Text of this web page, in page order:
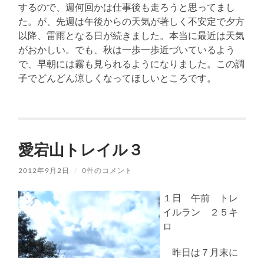
するので、週何回かは仕事後も走ろうと思ってまし
た。が、先週は午後からの天気が著しく不安定で夕方
以降、雷雨となる日が続きました。本当に最近は天気
がおかしい。でも、秋は一歩一歩近づいているよう
で、早朝には霧も見られるようになりました。この調
子でどんどん涼しくなってほしいところです。
愛宕山トレイル３
2012年9月2日 / 0件のコメント
１日 午前 トレ
イルラン ２５キ
ロ
昨日は７月末に